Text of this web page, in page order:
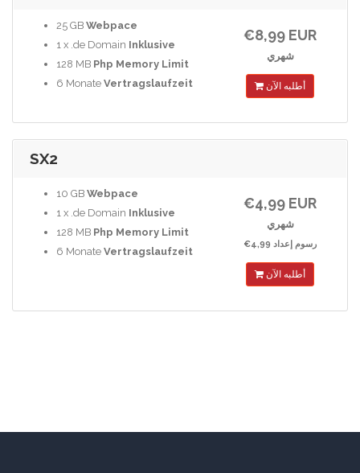
25 GB Webpace
1 x .de Domain Inklusive
128 MB Php Memory Limit
6 Monate Vertragslaufzeit
€8,99 EUR
شهري
أطلبه الآن
SX2
10 GB Webpace
1 x .de Domain Inklusive
128 MB Php Memory Limit
6 Monate Vertragslaufzeit
€4,99 EUR
شهري
€4,99 رسوم إعداد
أطلبه الآن